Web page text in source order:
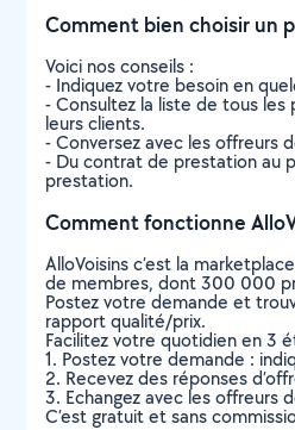
Comment bien choisir un
Voici nos conseils :
- Indiquez votre besoin en
- Consultez la liste de tous les
leurs clients.
- Conversez avec les offreurs
- Du contrat de prestation au
prestation.
Comment fonctionne
AlloVoisins c’est la
de membres, dont 300 000
Postez votre demande et
rapport qualité/prix.
Facilitez votre quotidien en 3
1. Postez votre demande :
2. Recevez des réponses
3. Echangez avec les offreurs
C’est gratuit et sans